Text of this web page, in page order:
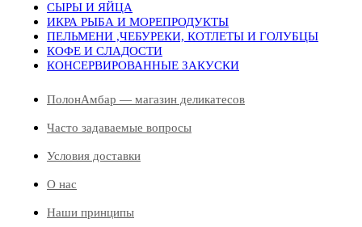
СЫРЫ И ЯЙЦА
ИКРА РЫБА И МОРЕПРОДУКТЫ
ПЕЛЬМЕНИ ,ЧЕБУРЕКИ, КОТЛЕТЫ И ГОЛУБЦЫ
КОФЕ И СЛАДОСТИ
КОНСЕРВИРОВАННЫЕ ЗАКУСКИ
ПолонАмбар — магазин деликатесов
Часто задаваемые вопросы
Условия доставки
О нас
Наши принципы